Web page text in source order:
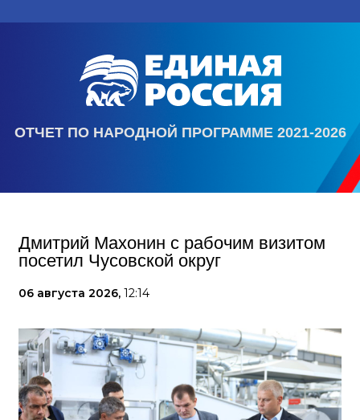
ОТЧЕТ ПО НАРОДНОЙ ПРОГРАММЕ 2021-2026
Дмитрий Махонин с рабочим визитом
посетил Чусовской округ
06 августа 2026, 12:14